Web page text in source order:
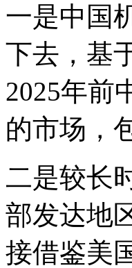
一是中国
下去，基
2025年前
的市场，
二是较长
部发达地
接借鉴美